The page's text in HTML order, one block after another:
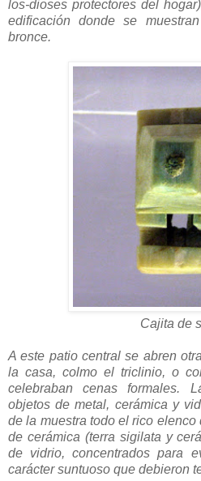
los-dioses protectores del
edificación donde se
bronce.
Cajita de
A este patio central se abren
la casa, colmo el triclinio, o
celebraban cenas formales.
objetos de metal, cerámica y
de la muestra todo el rico
de cerámica (terra sigilata y
de vidrio, concentrados para
carácter suntuoso que debieron